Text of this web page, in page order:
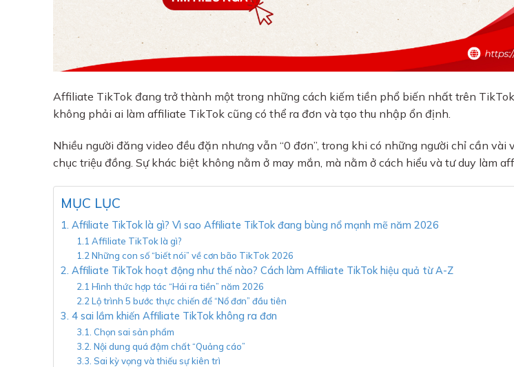
Affiliate TikTok đang trở thành một trong những cách kiếm tiền phổ biến nhất trên
không phải ai làm affiliate TikTok cũng có thể ra đơn và tạo thu nhập ổn định.
Nhiều người đăng video đều đặn nhưng vẫn “0 đơn”, trong khi có những người chỉ cần vài
chục triệu đồng. Sự khác biệt không nằm ở may mắn, mà nằm ở cách hiểu và tư duy làm
MỤC LỤC
1. Affiliate TikTok là gì? Vì sao Affiliate TikTok đang bùng nổ mạnh mẽ năm 2026
1.1 Affiliate TikTok là gì?
1.2 Những con số “biết nói” về cơn bão TikTok 2026
2. Affiliate TikTok hoạt động như thế nào? Cách làm Affiliate TikTok hiệu quả từ A-Z
2.1 Hình thức hợp tác “Hái ra tiền” năm 2026
2.2 Lộ trình 5 bước thực chiến để “Nổ đơn” đầu tiên
3. 4 sai lầm khiến Affiliate TikTok không ra đơn
3.1. Chọn sai sản phẩm
3.2. Nội dung quá đậm chất “Quảng cáo”
3.3. Sai kỳ vọng và thiếu sự kiên trì